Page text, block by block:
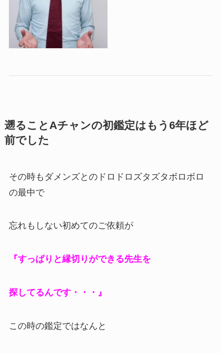
遡ることAチャンの初鑑定はもう6年ほど
前でした
その時もダメンズとのドロドロズタズタボロボロ
の最中で
忘れもしない初めてのご依頼が
『すっぱりと縁切りができる先生を
探してるんです・・・』
この時の鑑定ではなんと